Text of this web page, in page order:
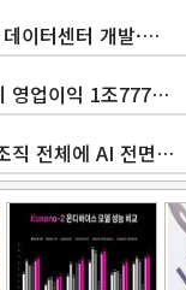
이터센터 개발·…
영업이익 1조777…
직 전체에 AI 전면…